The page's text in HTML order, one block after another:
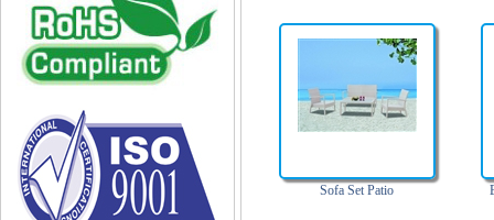
Tableau Loisirs
Tables de pique-nique
Sofa Set Patio